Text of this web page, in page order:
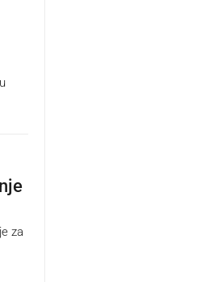
za